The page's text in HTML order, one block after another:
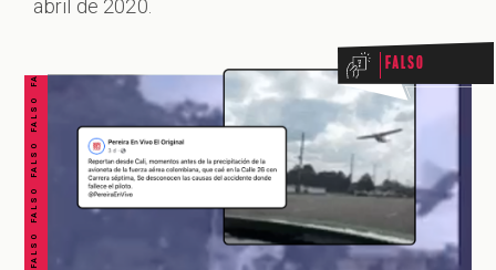
abril de 2020.
FALSO FALSO FALSO FALSO FALSO FALSO FALSO Falso